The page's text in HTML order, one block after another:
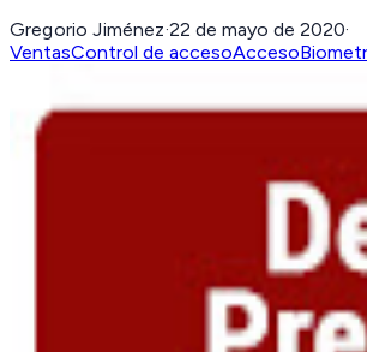
Gregorio Jiménez·22 de mayo de 2020·
VentasControl de accesoAcceso